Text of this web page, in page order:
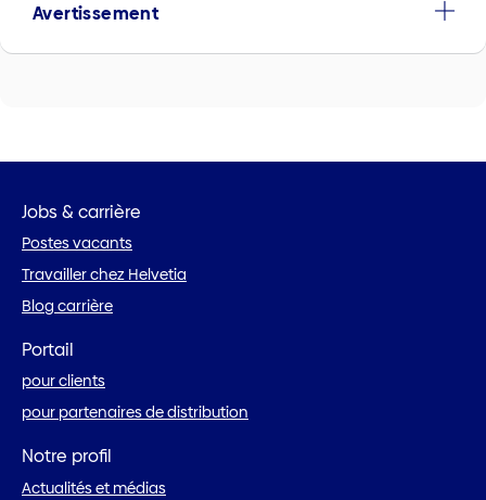
Avertissement
Jobs & carrière
Postes vacants
Travailler chez Helvetia
Blog carrière
Portail
pour clients
pour partenaires de distribution
Notre profil
Actualités et médias